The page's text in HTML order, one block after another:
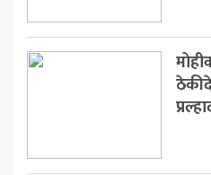
बिजनेस
अन्तराष्ट्रिय